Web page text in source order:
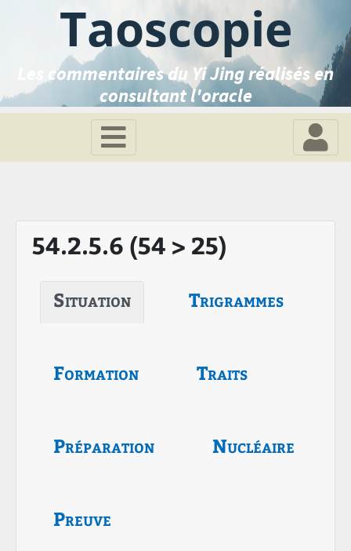
Taoscopie
Les commentaires du Yi Jing réalisés en
consultant l'oracle
54.2.5.6 (54 > 25)
Situation Trigrammes
Formation Traits
Préparation Nucléaire
Preuve